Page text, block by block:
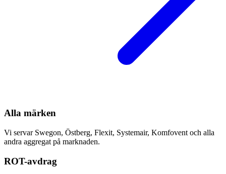
Alla märken
Vi servar Swegon, Östberg, Flexit, Systemair, Komfovent och alla
andra aggregat på marknaden.
ROT-avdrag